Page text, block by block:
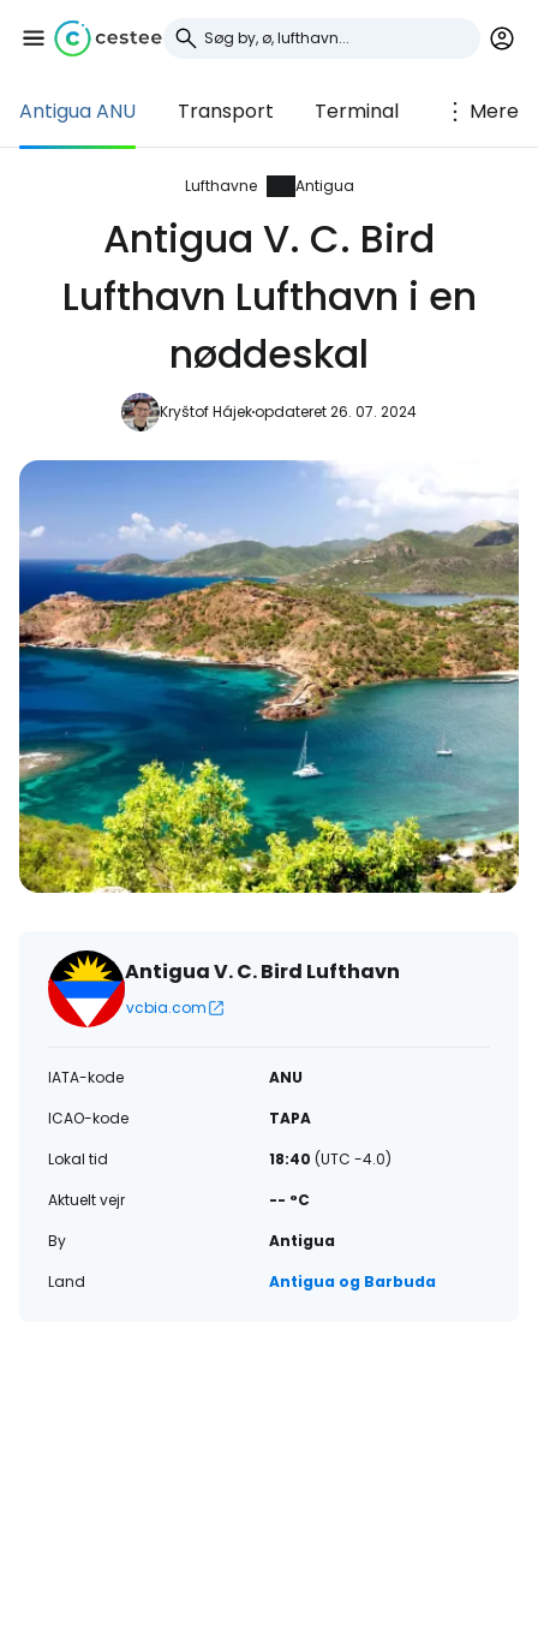
Antigua ANU Transport Terminal Mere
Lufthavne Antigua
Antigua V. C. Bird
Lufthavn Lufthavn i en
nøddeskal
Kryštof Hájekopdateret 26. 07. 2024
Antigua V. C. Bird Lufthavn
vcbia.com
IATA-kode
ANU
ICAO-kode
TAPA
Lokal tid
18:40 (UTC -4.0)
Aktuelt vejr
-- °C
By
Antigua
Land
Antigua og Barbuda
Log ind på Cestee
... det verdensomspændende
rejsefællesskab
Fortsæt med Google
Fortsæt med e-mail